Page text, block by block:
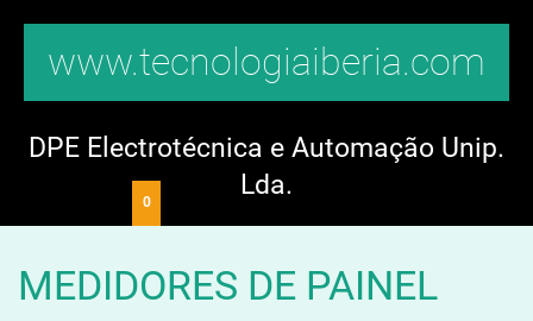
www.tecnologiaiberia.com
DPE Electrotécnica e Automação Unip.
Lda.
MEDIDORES DE PAINEL
0